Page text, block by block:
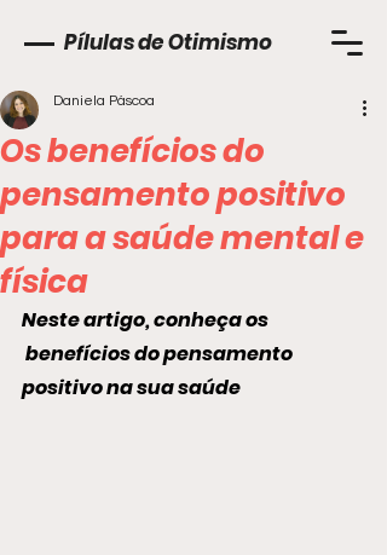
Pílulas de Otimismo
Os benefícios do
pensamento positivo
para a saúde mental e
física
Daniela Páscoa
Neste artigo, conheça os
benefícios do pensamento
positivo na sua saúde